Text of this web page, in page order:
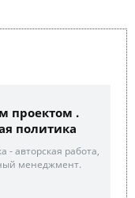
проектом .
политика
- авторская работа,
менеджмент.